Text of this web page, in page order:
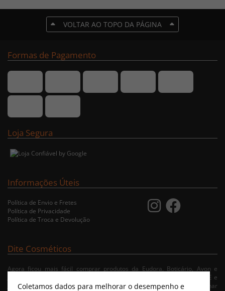
VOLTAR AO TOPO DA PÁGINA
Formas de Pagamento
Loja Segura
Informações Úteis
Política de Envio e Fretes
Política de Privacidade
Política de Troca e Devolução
Dite Cosméticos
Agora ficou mais fácil comprar produtos da Eudora, Boticário, Avon e
Jequiti nas cidades de Recife/PE, Olinda/PE, Paulista/PE, Abreu e Lima/PE e
Jaboatão/PE. A nossa loja virtual possibilita ao usuário navegar, selecionar
Coletamos dados para melhorar o desempenho e